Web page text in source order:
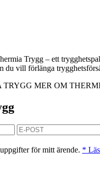
Trygg – ett
du vill förlänga
TRYGG MER OM
för mitt ärende. *